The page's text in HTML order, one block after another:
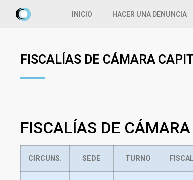
INICIO HACER UNA DENUNCIA
FISCALÍAS DE CÁMARA
FISCALÍAS DE
CIRCUNS. SEDE TURNO